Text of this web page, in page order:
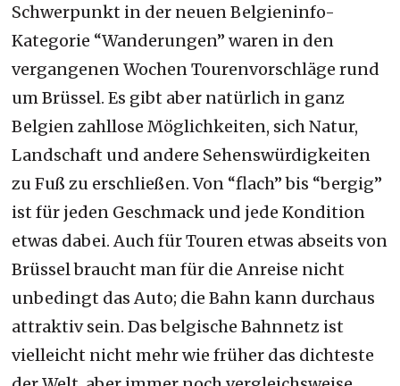
Schwerpunkt in der neuen Belgieninfo-
Kategorie “Wanderungen” waren in den
vergangenen Wochen Tourenvorschläge rund
um Brüssel. Es gibt aber natürlich in ganz
Belgien zahllose Möglichkeiten, sich Natur,
Landschaft und andere Sehenswürdigkeiten
zu Fuß zu erschließen. Von “flach” bis “bergig”
ist für jeden Geschmack und jede Kondition
etwas dabei. Auch für Touren etwas abseits von
Brüssel braucht man für die Anreise nicht
unbedingt das Auto; die Bahn kann durchaus
attraktiv sein. Das belgische Bahnnetz ist
vielleicht nicht mehr wie früher das dichteste